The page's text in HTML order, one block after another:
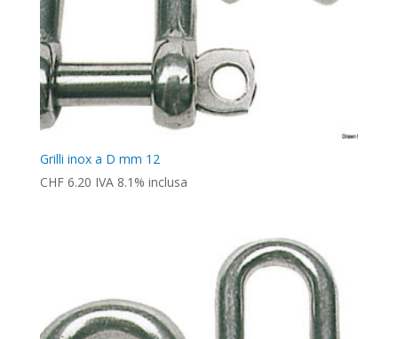
Grilli inox a D mm 12
CHF6.20 IVA 8.1% inclusa